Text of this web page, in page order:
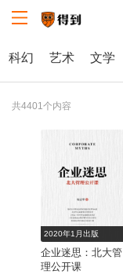
科幻 艺术 文学
共4401个内容
2020年1月出版
企业迷思：北大管
理公开课